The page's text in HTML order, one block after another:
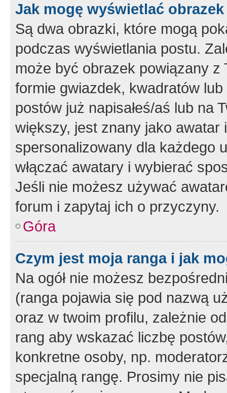
Jak mogę wyświetlać
Są dwa obrazki, które mogą
podczas wyświetlania postu.
może być obrazek powiązany z
formie gwiazdek, kwadratów
postów już napisałeś/aś lub na
większy, jest znany jako
spersonalizowany dla każdego
włączać awatary i wybierać
Jeśli nie możesz używać
forum i zapytaj ich o przyczyny.
Góra
Czym jest moja ranga i jak
Na ogół nie możesz
(ranga pojawia się pod nazwą
oraz w twoim profilu, zależnie
rang aby wskazać liczbę
konkretne osoby, np.
specjalną rangę. Prosimy nie